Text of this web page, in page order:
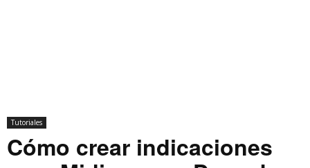
Tutoriales
Cómo crear indicaciones